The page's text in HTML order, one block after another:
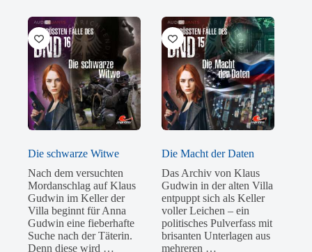
Die schwarze Witwe
Nach dem versuchten
Mordanschlag auf Klaus
Gudwin im Keller der
Villa beginnt für Anna
Gudwin eine fieberhafte
Suche nach der Täterin.
Denn diese wird …
Die Macht der Daten
Das Archiv von Klaus
Gudwin in der alten Villa
entpuppt sich als Keller
voller Leichen – ein
politisches Pulverfass mit
brisanten Unterlagen aus
mehreren …